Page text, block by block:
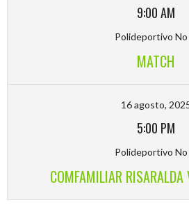
9:00 AM
Polideportivo No
MATCH
16 agosto,
5:00 PM
Polideportivo No
COMFAMILIAR RISARALDA